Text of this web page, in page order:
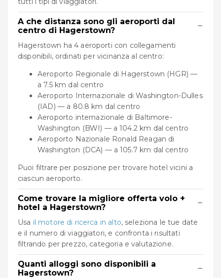
A che distanza sono gli aeroporti dal
centro di Hagerstown?
−
Hagerstown ha 4 aeroporti con collegamenti
disponibili, ordinati per vicinanza al centro:
Aeroporto Regionale di Hagerstown (HGR) —
a 7.5 km dal centro
Aeroporto Internazionale di Washington-Dulles
(IAD) — a 80.8 km dal centro
Aeroporto internazionale di Baltimore-
Washington (BWI) — a 104.2 km dal centro
Aeroporto Nazionale Ronald Reagan di
Washington (DCA) — a 105.7 km dal centro
Puoi filtrare per posizione per trovare hotel vicini a
ciascun aeroporto.
Come trovare la migliore offerta volo +
hotel a Hagerstown?
−
Usa il motore di ricerca in alto, seleziona le tue date
e il numero di viaggiatori, e confronta i risultati
filtrando per prezzo, categoria e valutazione.
Quanti alloggi sono disponibili a
Hagerstown?
−